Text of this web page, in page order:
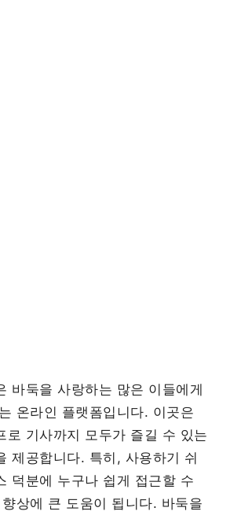
바둑을 사랑하는 많은 이들에게
온라인 플랫폼입니다. 이곳은
로 기사까지 모두가 즐길 수 있는
제공합니다. 특히, 사용하기 쉬
덕분에 누구나 쉽게 접근할 수
상에 큰 도움이 됩니다. 바둑을